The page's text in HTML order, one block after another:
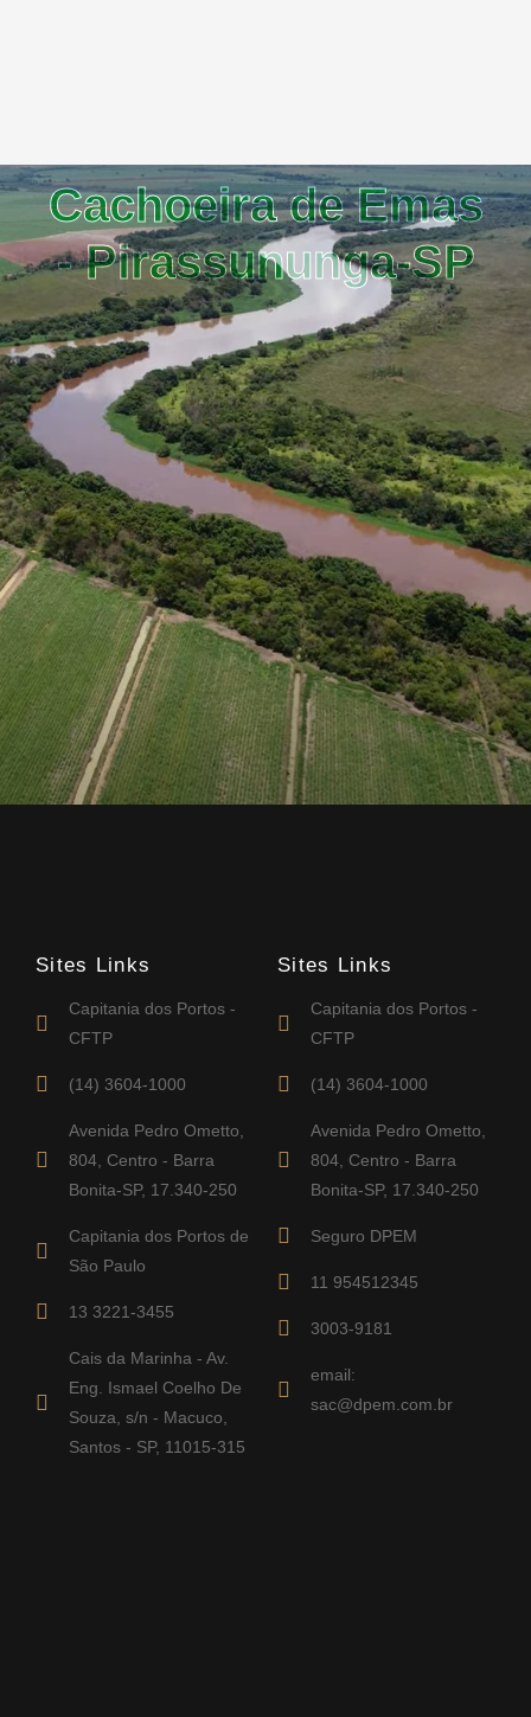
Cachoeira de Emas
- Pirassununga-SP
Sites Links
Capitania dos Portos -
CFTP
(14) 3604-1000
Avenida Pedro Ometto,
804, Centro - Barra
Bonita-SP, 17.340-250
Capitania dos Portos de
São Paulo
13 3221-3455
Cais da Marinha - Av.
Eng. Ismael Coelho De
Souza, s/n - Macuco,
Santos - SP, 11015-315
Sites Links
Capitania dos Portos -
CFTP
(14) 3604-1000
Avenida Pedro Ometto,
804, Centro - Barra
Bonita-SP, 17.340-250
Seguro DPEM
11 954512345
3003-9181
email:
sac@dpem.com.br